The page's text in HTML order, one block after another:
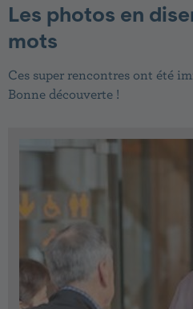
Les photos en
mots
Ces super rencontres ont été
Bonne découverte !